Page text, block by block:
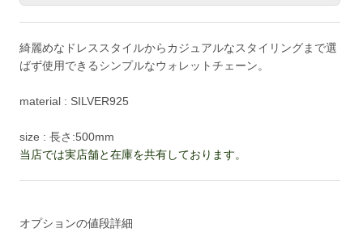
綺麗めなドレススタイルからカジュアルなスタイリングまで選
ばず使用できるシンプルなウォレットチェーン。
material : SILVER925
size : 長さ:500mm
当店では実店舗と在庫を共有しております。
オプションの値段詳細